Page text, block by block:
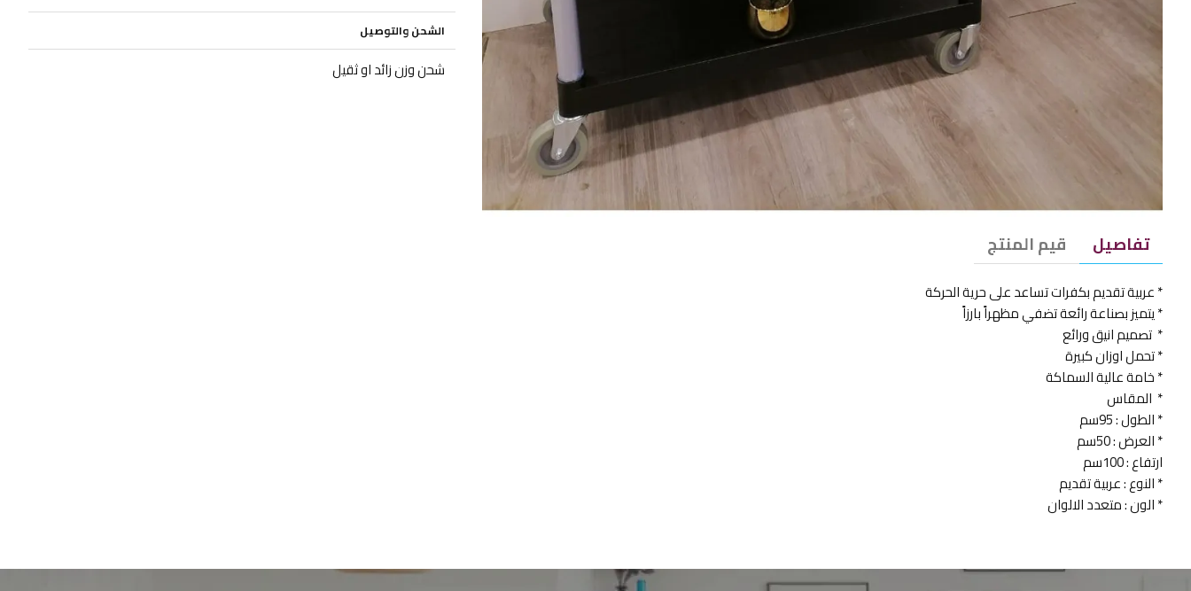
الشحن والتوصيل
شحن وزن زائد او ثقيل
تفاصيل قيم المنتج
* عربية تقديم بكفرات تساعد على حرية الحركة
* يتميز بصناعة رائعة تضفي مظهراً بارزاً
* تصميم انيق ورائع
* تحمل اوزان كبيرة
* خامة عالية السماكة
* المقاس
* الطول : 95سم
* العرض : 50سم
ارتفاع : 100سم
* النوع : عربية تقديم
* الون : متعدد الالوان